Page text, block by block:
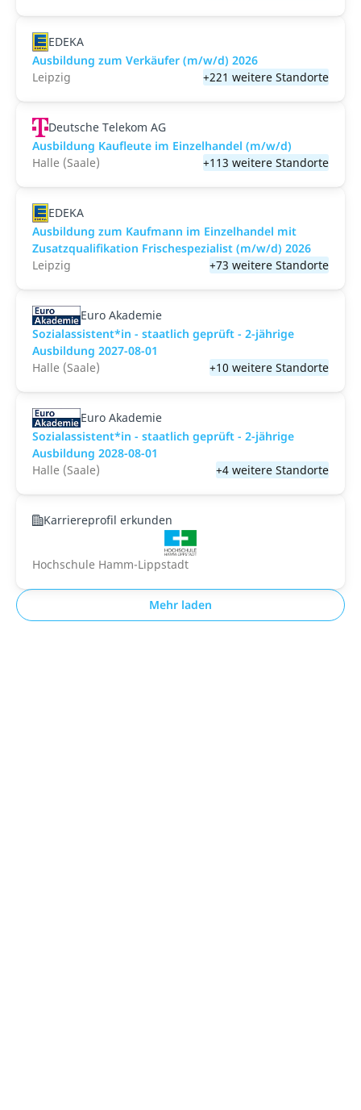
EDEKA
Ausbildung zum Verkäufer (m/w/d) 2026
Leipzig
+221 weitere Standorte
Deutsche Telekom AG
Ausbildung Kaufleute im Einzelhandel (m/w/d)
Halle (Saale)
+113 weitere Standorte
EDEKA
Ausbildung zum Kaufmann im Einzelhandel mit
Zusatzqualifikation Frischespezialist (m/w/d) 2026
Leipzig
+73 weitere Standorte
Euro Akademie
Sozialassistent*in - staatlich geprüft - 2-jährige
Ausbildung 2027-08-01
Halle (Saale)
+10 weitere Standorte
Euro Akademie
Sozialassistent*in - staatlich geprüft - 2-jährige
Ausbildung 2028-08-01
Halle (Saale)
+4 weitere Standorte
Karriereprofil erkunden
Hochschule Hamm-Lippstadt
Mehr laden